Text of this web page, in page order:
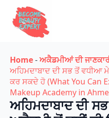
Home-ਅਕੈਡਮੀਆਂ ਦੀ
ਅਹਿਮਦਾਬਾਦ ਦੀ ਸਭ ਤੋਂ ਵਧੀਆ
ਕਰ ਸਕਦੇ ਹੋ (What You Can
Makeup Academy in
ਅਹਿਮਦਾਬਾਦ ਦੀ